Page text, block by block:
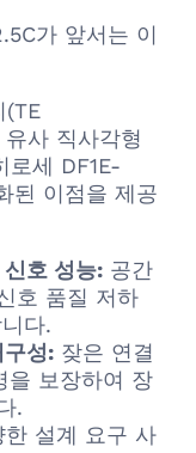
가 앞서는 이
(TE
사 직사각형
로세 DF1E-
된 이점을 제공
호 성능: 공간
호 품질 저하
다.
성: 잦은 연결
을 보장하여 장
.
한 설계 요구 사